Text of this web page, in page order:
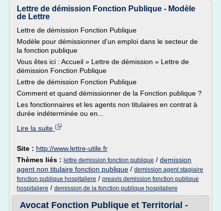
Lettre de démission Fonction Publique - Modèle
de Lettre
Lettre de démission Fonction Publique
Modèle pour démissionner d'un emploi dans le secteur de
la fonction publique
Vous êtes ici : Accueil » Lettre de démission » Lettre de
démission Fonction Publique
Lettre de démission Fonction Publique
Comment et quand démissionner de la Fonction publique ?
Les fonctionnaires et les agents non titulaires en contrat à
durée indéterminée ou en...
Lire la suite
Site : http://www.lettre-utile.fr
Thèmes liés : lettre demission fonction publique / demission
agent non titulaire fonction publique / demission agent stagiaire
fonction publique hospitaliere / preavis demission fonction publique
hospitaliere / demission de la fonction publique hospitaliere
Avocat Fonction Publique et Territorial -